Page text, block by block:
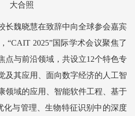
大合照
长魏晓慧在致辞中向全球参会嘉宾
“CAIT 2025”国际学术会议聚焦了
点与前沿领域，共设立12个特色专
及其应用、面向数字经济的人工智
领域的应用、智能软件工程、基于
化与管理、生物特征识别中的深度